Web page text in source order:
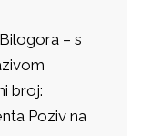
– s
broj:
Poziv na